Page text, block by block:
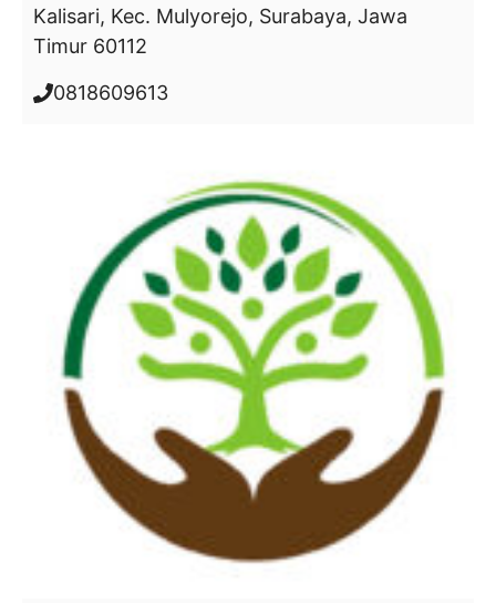
Kalisari, Kec. Mulyorejo, Surabaya, Jawa
Timur 60112
0818609613